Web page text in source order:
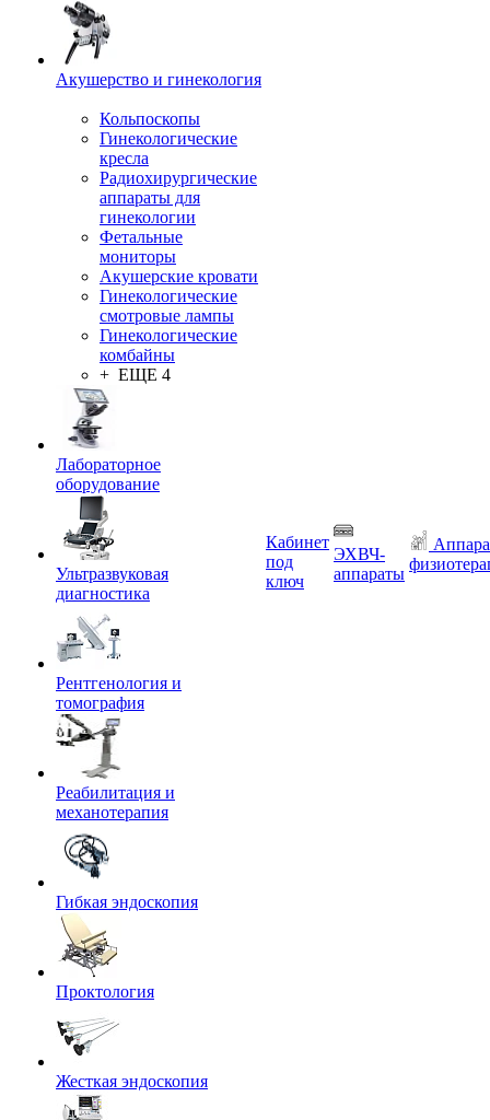
Акушерство и гинекология
Кольпоскопы
Гинекологические
кресла
Радиохирургические
аппараты для
гинекологии
Фетальные
мониторы
Акушерские кровати
Гинекологические
смотровые лампы
Гинекологические
комбайны
+ ЕЩЕ 4
Лабораторное
оборудование
Ультразвуковая
диагностика
Рентгенология и
томография
Реабилитация и
механотерапия
Гибкая эндоскопия
Проктология
Жесткая эндоскопия
Кабинет
под
ключ
ЭХВЧ-
аппараты